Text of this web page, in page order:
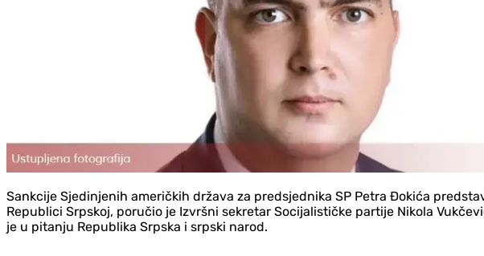
Sankcije Sjedinjenih američkih država za predsjednika SP Petra Đokića
Republici Srpskoj, poručio je Izvršni sekretar Socijalističke partije Nikola
je u pitanju Republika Srpska i srpski narod.